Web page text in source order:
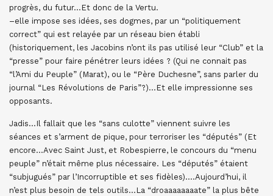
progrès, du futur…Et donc de la Vertu.
–elle impose ses idées, ses dogmes, par un “politiquement
correct” qui est relayée par un réseau bien établi
(historiquement, les Jacobins n’ont ils pas utilisé leur “Club” et la
“presse” pour faire pénétrer leurs idées ? (Qui ne connait pas
“l’Ami du Peuple” (Marat), ou le “Père Duchesne”, sans parler du
journal “Les Révolutions de Paris”?)…Et elle impressionne ses
opposants.
Jadis…Il fallait que les “sans culotte” viennent suivre les
séances et s’arment de pique, pour terroriser les “députés” (Et
encore…Avec Saint Just, et Robespierre, le concours du “menu
peuple” n’était même plus nécessaire. Les “députés” étaient
“subjugués” par l’Incorruptible et ses fidèles)….Aujourd’hui, il
n’est plus besoin de tels outils…La “droaaaaaaaate” la plus bête